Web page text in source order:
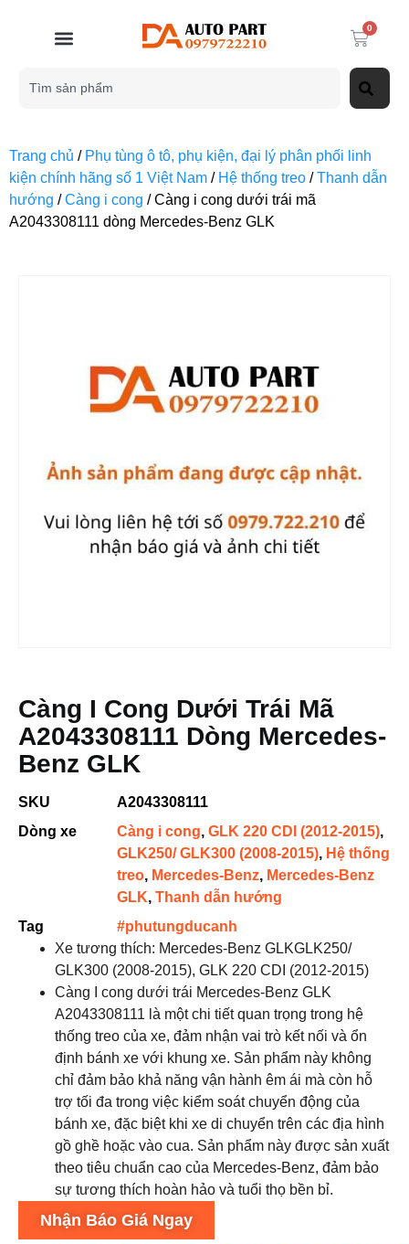
0
Trang chủ / Phụ tùng ô tô, phụ kiện, đại lý phân phối linh
kiện chính hãng số 1 Việt Nam / Hệ thống treo /Thanh dẫn
hướng /Càng i cong / Càng i cong dưới trái mã
A2043308111 dòng Mercedes-Benz GLK
Càng I Cong Dưới Trái Mã
A2043308111 Dòng Mercedes-
Benz GLK
SKU
A2043308111
Dòng xe
Càng i cong, GLK 220 CDI (2012-2015),
GLK250/ GLK300 (2008-2015), Hệ thống
treo, Mercedes-Benz, Mercedes-Benz
GLK, Thanh dẫn hướng
Tag
#phutungducanh
Xe tương thích: Mercedes-Benz GLKGLK250/
GLK300 (2008-2015), GLK 220 CDI (2012-2015)
Càng I cong dưới trái Mercedes-Benz GLK
A2043308111 là một chi tiết quan trọng trong hệ
thống treo của xe, đảm nhận vai trò kết nối và ổn
định bánh xe với khung xe. Sản phẩm này không
chỉ đảm bảo khả năng vận hành êm ái mà còn hỗ
trợ tối đa trong việc kiểm soát chuyển động của
bánh xe, đặc biệt khi xe di chuyển trên các địa hình
gồ ghề hoặc vào cua. Sản phẩm này được sản xuất
theo tiêu chuẩn cao của Mercedes-Benz, đảm bảo
sự tương thích hoàn hảo và tuổi thọ bền bỉ.
Nhận Báo Giá Ngay